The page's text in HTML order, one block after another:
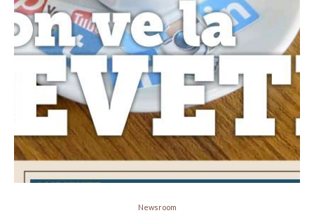
Newsroom